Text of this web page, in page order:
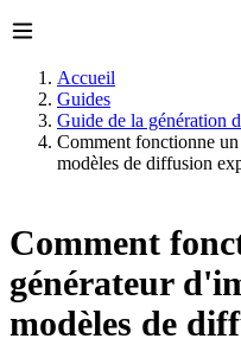
Accueil
Guides
Guide de la génération
Comment fonctionne
modèles de diffusion
Comment
générateur
modèles de